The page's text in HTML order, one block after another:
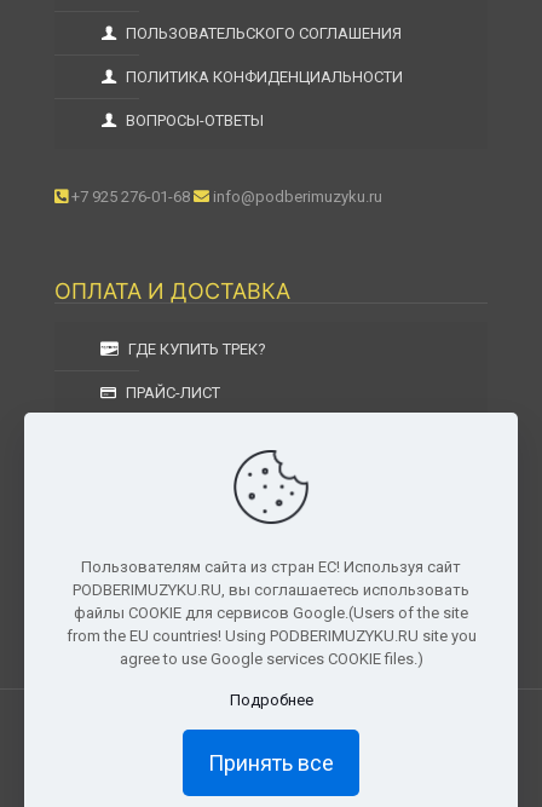
ПОЛЬЗОВАТЕЛЬСКОГО СОГЛАШЕНИЯ
ПОЛИТИКА КОНФИДЕНЦИАЛЬНОСТИ
ВОПРОСЫ-ОТВЕТЫ
+7 925 276-01-68 info@podberimuzyku.ru
ОПЛАТА И ДОСТАВКА
ГДЕ КУПИТЬ ТРЕК?
ПРАЙС-ЛИСТ
УСЛОВИЯ ДОСТАВКИ
УСЛОВИЯ ВОЗВРАТА
г. Москва, Московская область, Центральный
федеральный округ, РФ, Россия
Все права защищены. © 2026 PODBERIMUZYKU.RU
Пользователям сайта из стран ЕС! Используя сайт
PODBERIMUZYKU.RU, вы соглашаетесь использовать
файлы COOKIE для сервисов Google.(Users of the site
from the EU countries! Using PODBERIMUZYKU.RU site you
agree to use Google services COOKIE files.)
Подробнее
Принять все